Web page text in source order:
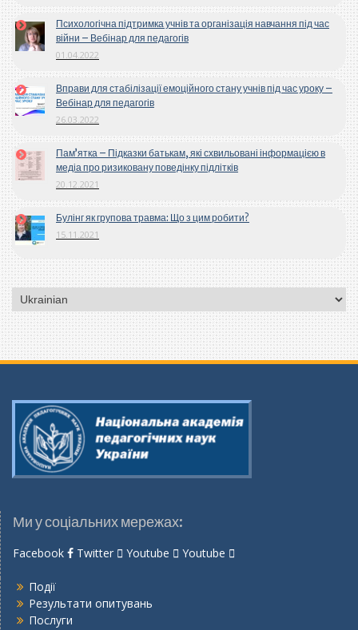
Психологічна підтримка учнів та організація навчання під час
війни – Вебінар для педагогів
01.04.2022
Вправи для стабілізації емоційного стану учнів під час уроку –
Вебінар для педагогів
26.03.2022
Пам’ятка – Підказки батькам, які схвильовані інформацією в
медіа про ризиковану поведінку підлітків
20.12.2021
Булінг як групова травма: Що з цим робити?
15.11.2021
Вибрати
мову
Ми у соціальних мережах:
Facebook Twitter Youtube Youtube
Події
Результати опитувань
Послуги